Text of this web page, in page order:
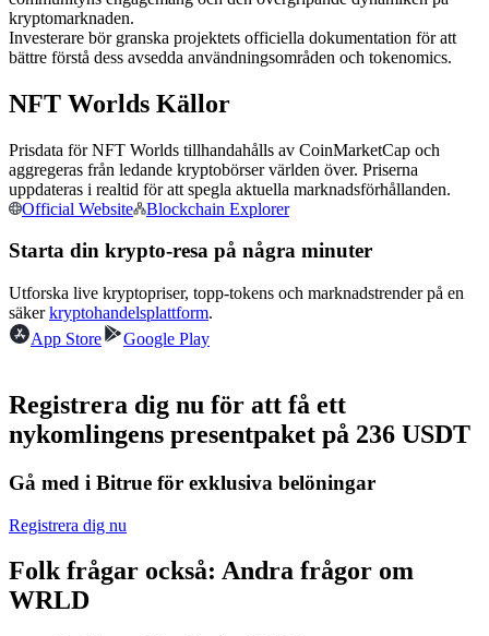
Kopiera Trading
Gå med de bästa handlarna
Bli en Copy Trader
Njut av vinstdelning och kopieringshandelsprovisioner
kryptomarknaden.
Investerare bör granska projektets officiella dokumentation för att
bättre förstå dess avsedda användningsområden och tokenomics.
NFT Worlds Källor
Prisdata för NFT Worlds tillhandahålls av CoinMarketCap och
aggregeras från ledande kryptobörser världen över. Priserna
uppdateras i realtid för att spegla aktuella marknadsförhållanden.
Official Website
Blockchain Explorer
Starta din krypto-resa på några minuter
Utforska live kryptopriser, topp-tokens och marknadstrender på en
säkerkryptohandelsplattform.
App Store
Google Play
Registrera dig nu för att få ett
nykomlingens presentpaket på 236 USDT
Gå med i Bitrue för exklusiva belöningar
Registrera dig nu
Folk frågar också: Andra frågor om
WRLD